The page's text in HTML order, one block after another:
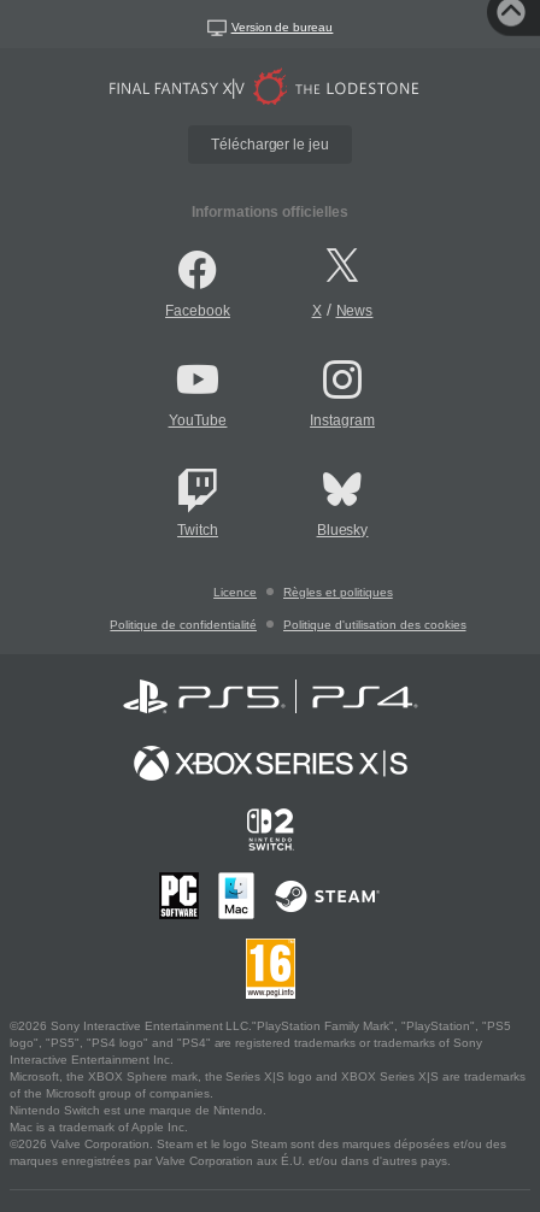
Version de bureau
Télécharger le jeu
Informations officielles
Facebook X/ News
YouTube Instagram
Twitch Bluesky
Licence Règles et politiques
Politique de confidentialité Politique d'utilisation des cookies
©2026 Sony Interactive Entertainment LLC."PlayStation Family Mark", "PlayStation", "PS5
logo", "PS5", "PS4 logo" and "PS4" are registered trademarks or trademarks of Sony
Interactive Entertainment Inc.
Microsoft, the XBOX Sphere mark, the Series X|S logo and XBOX Series X|S are trademarks
of the Microsoft group of companies.
Nintendo Switch est une marque de Nintendo.
Mac is a trademark of Apple Inc.
©2026 Valve Corporation. Steam et le logo Steam sont des marques déposées et/ou des
marques enregistrées par Valve Corporation aux É.U. et/ou dans d'autres pays.